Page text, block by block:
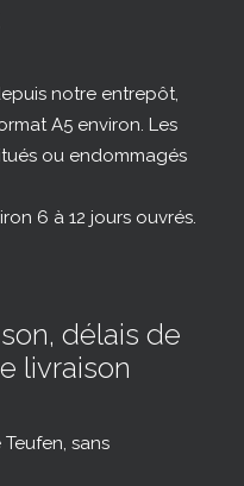
notre entrepôt,
A5 environ. Les
ou endommagés
6 à 12 jours ouvrés.
délais de
livraison
sans